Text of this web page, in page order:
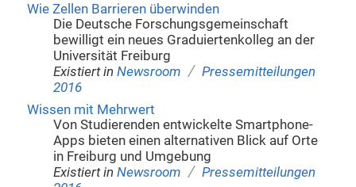
Wie Zellen Barrieren überwinden
Die Deutsche Forschungsgemeinschaft
bewilligt ein neues Graduiertenkolleg an der
Universität Freiburg
Existiert in Newsroom / Pressemitteilungen
2016
Wissen mit Mehrwert
Von Studierenden entwickelte Smartphone-
Apps bieten einen alternativen Blick auf Orte
in Freiburg und Umgebung
Existiert in Newsroom / Pressemitteilungen